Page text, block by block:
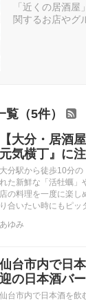
「近くの居酒
関するお店やグ
覧（5件）
【大分・居酒
元気横丁』に
大分駅から徒歩10分
れた新鮮な「活牡蠣」
店の料理を一度に楽し
り合いたい時にもピッ
あゆみ
仙台市内で日
迎の日本酒バ
仙台市内で日本酒を飲